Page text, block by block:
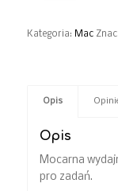
Kategoria: Mac
Opis
Opis
Mocarna
pro zadań.